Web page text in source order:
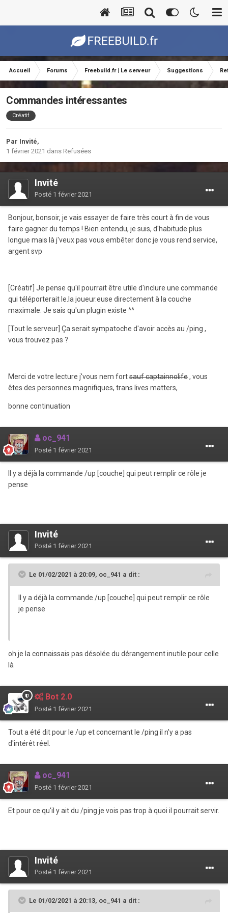
Accueil Forums Freebuild.fr | Le serveur Suggestions
Commandes intéressantes
Créatif
Par Invité,
1 février 2021 dans Refusées
Invité
Posté 1 février 2021
Bonjour, bonsoir, je vais essayer de faire très court à fin de vous
faire gagner du temps ! Bien entendu, je suis, d'habitude plus
longue mais là j'veux pas vous embêter donc je vous rend service,
argent svp
[Créatif] Je pense qu'il pourrait être utile d'inclure une commande
qui téléporterait le.la joueur.euse directement à la couche
maximale. Je sais qu'un plugin existe ^^
[Tout le serveur] Ça serait sympatoche d'avoir accès au /ping ,
vous trouvez pas ?
Merci de votre lecture j'vous nem fortsauf captainnolife, vous
êtes des personnes magnifiques, trans lives matters,
bonne continuation
oc_941
Posté 1 février 2021
Il y a déjà la commande /up [couche] qui peut remplir ce rôle je
pense
Invité
Posté 1 février 2021
Le 01/02/2021 à 20:09, oc_941 a dit :
Il y a déjà la commande /up [couche] qui peut remplir ce rôle
je pense
oh je la connaissais pas désolée du dérangement inutile pour celle
là
Bot 2.0
Posté 1 février 2021
Tout a été dit pour le /up et concernant le /ping il n'y a pas
d'intérêt réel.
oc_941
Posté 1 février 2021
Et pour ce qu'il y ait du /ping je vois pas trop à quoi il pourrait servir.
Invité
Posté 1 février 2021
Le 01/02/2021 à 20:13, oc_941 a dit :